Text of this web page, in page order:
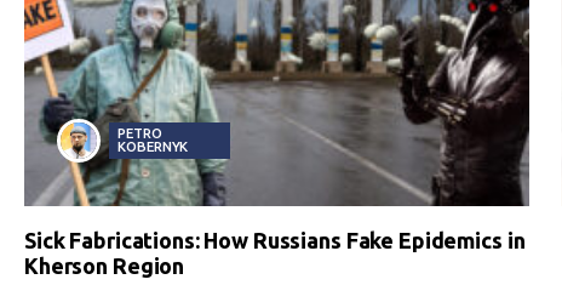
PETRO
KOBERNYK
Sick Fabrications: How Russians Fake Epidemics in
Kherson Region